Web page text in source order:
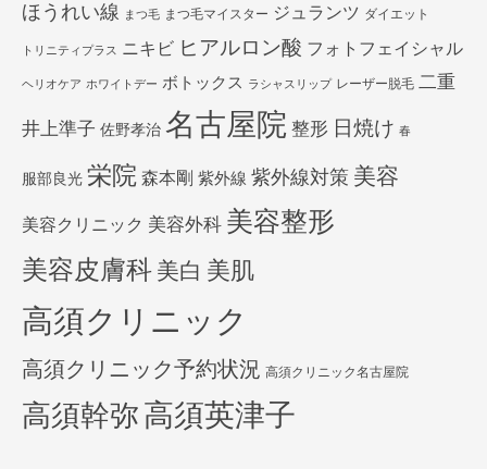
ほうれい線 まつ毛 まつ毛マイスター ジュランツ ダイエット
トリニティプラス ニキビ ヒアルロン酸 フォトフェイシャル
ヘリオケア ホワイトデー ボトックス ラシャスリップ レーザー脱毛 二重
井上準子 佐野孝治 名古屋院 整形 日焼け 春
服部良光 栄院 森本剛 紫外線 紫外線対策 美容
美容クリニック 美容外科 美容整形
美容皮膚科 美白 美肌
高須クリニック
高須クリニック予約状況 高須クリニック名古屋院
高須幹弥 高須英津子